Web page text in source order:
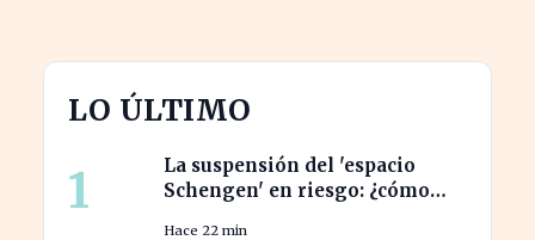
LO ÚLTIMO
1
La suspensión del 'espacio
Schengen' en riesgo: ¿cómo
Hace 22 min